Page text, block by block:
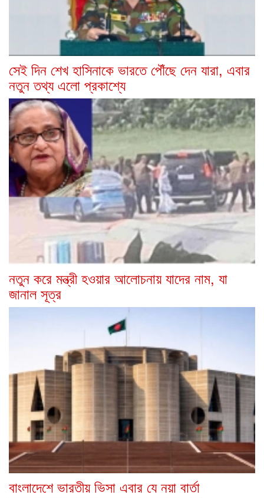
সেই দিন শেখ হাসিনাকে ভারতে পৌঁছে দেন যারা, এবার
নতুন তথ্য এলো প্রকাশ্যে
নতুন করে মন্ত্রী হওয়ার আলোচনায় যাদের নাম, যা
জানাল সূত্র
বাংলাদেশে ভারতীয় ভিসা এবার যে নয়া বার্তা